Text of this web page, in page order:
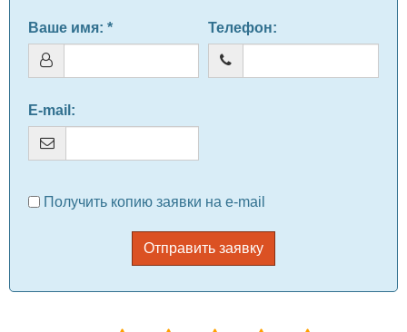
Ваше имя: * Телефон:
E-mail :
Получить копию заявки на e-mail
Отправить заявку